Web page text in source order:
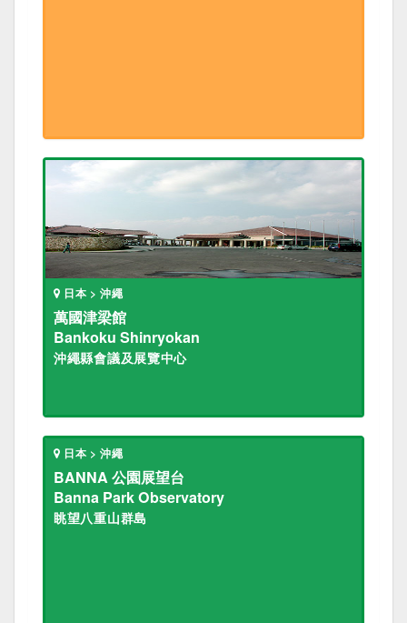
日本 > 沖繩
萬國津梁館
Bankoku Shinryokan
沖繩縣會議及展覽中心
日本 > 沖繩
BANNA 公園展望台
Banna Park Observatory
眺望八重山群島